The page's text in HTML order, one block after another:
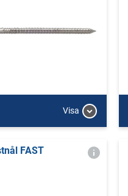
Visa
FAST